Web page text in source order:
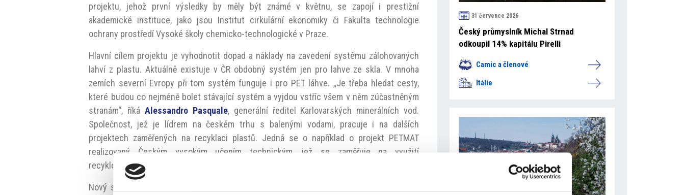
projektu, jehož první výsledky by měly být známé v květnu, se zapojí i prestižní
akademické instituce, jako jsou Institut cirkulární ekonomiky či Fakulta technologie
ochrany prostředí Vysoké školy chemicko-technologické v Praze.
Hlavní cílem projektu je vyhodnotit dopad a náklady na zavedení systému zálohovaných
lahví z plastu. Aktuálně existuje v ČR obdobný systém jen pro lahve ze skla. V mnoha
zemích severní Evropy při tom systém funguje i pro PET láhve. „Je třeba hledat cesty,
které budou co nejméně bolet stávající systém a vyjdou vstříc všem v něm zúčastněným
stranám“, říkáAlessandro Pasquale, generální ředitel Karlovarských minerálních vod.
Společnost, jež je lídrem na českém trhu s balenými vodami, pracuje i na dalších
projektech zaměřených na recyklaci plastů. Jedná se o například o projekt PETMAT
realizovaný Českým vysokým učením technickým, jež se zaměřuje na využití
recyklovaného plastu ve stavebnictví.
Nový systém záloh by mohl výrazně zvýšit podíl recyklovaných láhví. V současnosti se
31 července 2026
Český průmyslník Michal Strnad
odkoupil 14% kapitálu Pirelli
Camic a členové
Itálie